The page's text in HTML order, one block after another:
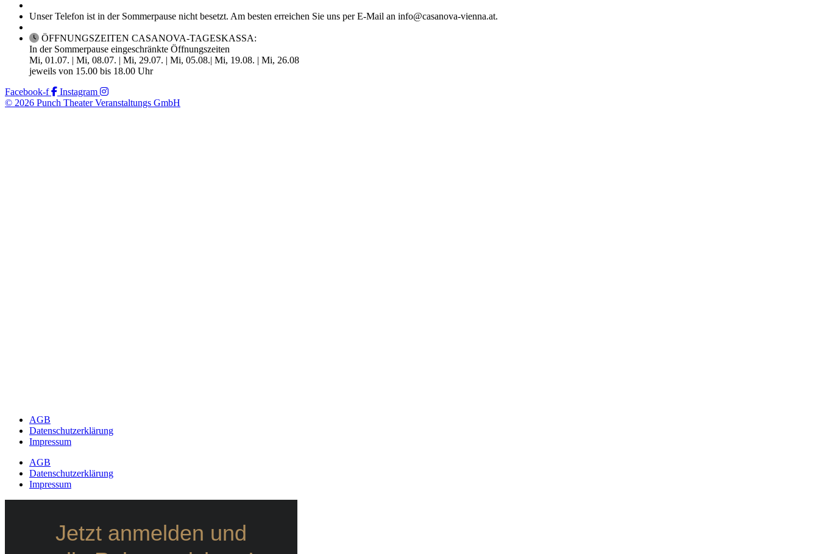
Unser Telefon ist in der Sommerpause nicht besetzt. Am besten erreichen Sie uns per E-Mail an info@casanova-vienna.at.
ÖFFNUNGSZEITEN CASANOVA-TAGESKASSA:
In der Sommerpause eingeschränkte Öffnungszeiten
Mi, 01.07. | Mi, 08.07. | Mi, 29.07. | Mi, 05.08.| Mi, 19.08. | Mi, 26.08
jeweils von 15.00 bis 18.00 Uhr
Facebook-f
Instagram
© 2026 Punch Theater Veranstaltungs GmbH
AGB
Datenschutzerklärung
Impressum
AGB
Datenschutzerklärung
Impressum
Jetzt anmelden und